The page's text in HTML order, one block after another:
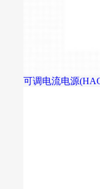
可调电流电源